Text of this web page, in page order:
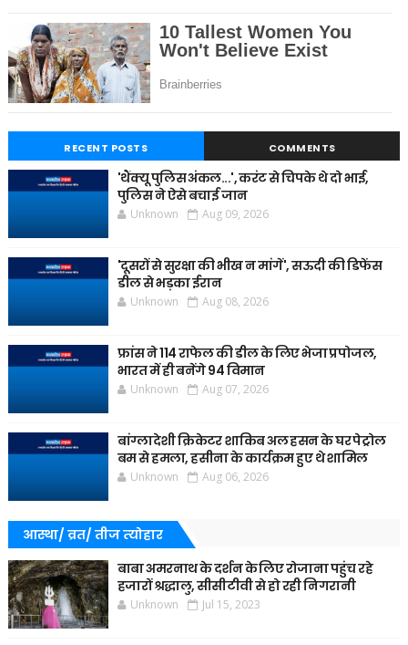
RECENT POSTS COMMENTS
'थैंक्यू पुलिस अंकल...', करंट से चिपके थे दो भाई,
पुलिस ने ऐसे बचाई जान
Unknown Aug 09, 2026
'दूसरों से सुरक्षा की भीख न मांगें', सऊदी की डिफेंस
डील से भड़का ईरान
Unknown Aug 08, 2026
फ्रांस ने 114 राफेल की डील के लिए भेजा प्रपोजल,
भारत में ही बनेंगे 94 विमान
Unknown Aug 07, 2026
बांग्लादेशी क्रिकेटर शाकिब अल हसन के घर पेट्रोल
बम से हमला, हसीना के कार्यक्रम हुए थे शामिल
Unknown Aug 06, 2026
आस्था/ व्रत/ तीज त्‍योहार
बाबा अमरनाथ के दर्शन के लिए रोजाना पहुंच रहे
हजारों श्रद्धालु, सीसीटीवी से हो रही निगरानी
Unknown Jul 15, 2023